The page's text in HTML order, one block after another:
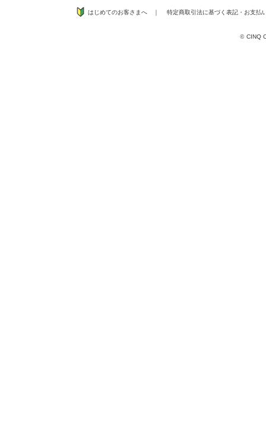
はじめてのお客さまへ ｜ 特定商取引法に基づく表記 ・ お支払
© CINQ